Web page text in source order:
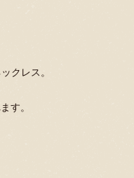
クレス。
す。